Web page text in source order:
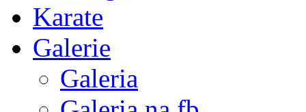
Karate
Galerie
Galeria